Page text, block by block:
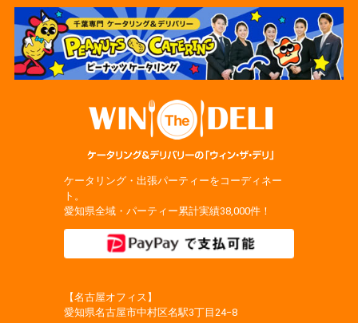
ケータリング・出張パーティーをコーディネー
ト。
愛知県全域・パーティー累計実績38,000件！
【名古屋オフィス】
愛知県名古屋市中村区名駅3丁目24−8